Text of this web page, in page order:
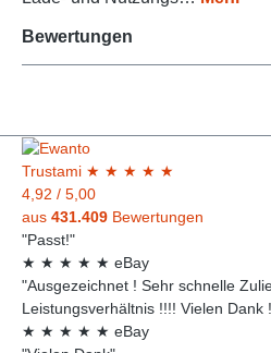
Bewertungen
Trustami ★ ★ ★ ★ ★
4,92 / 5,00
aus 431.409 Bewertungen
"Passt!"
★ ★ ★ ★ ★ eBay
"Ausgezeichnet ! Sehr schnelle
Leistungsverhältnis !!!! Vielen Dank
★ ★ ★ ★ ★ eBay